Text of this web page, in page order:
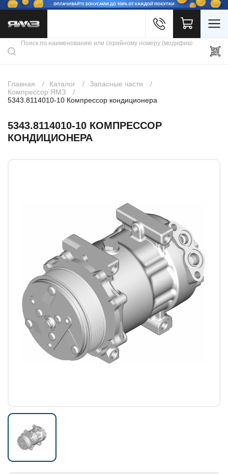
Каталог продукции
Скидки
Контакты
Главная Каталог
Запасные части
Компрессор ЯМЗ
5343.8114010-10 Компрессор кондиционера
5343.8114010-10 КОМПРЕССОР
КОНДИЦИОНЕРА